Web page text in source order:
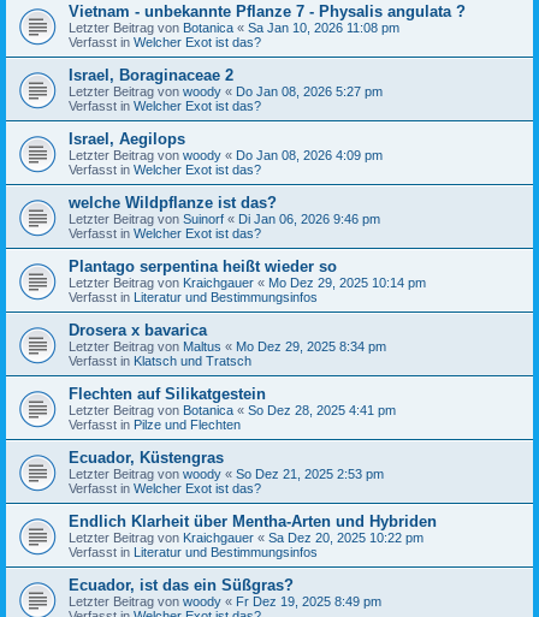
Vietnam - unbekannte Pflanze 7 - Physalis angulata ?
Letzter Beitrag von Botanica « Sa Jan 10, 2026 11:08 pm
Verfasst in Welcher Exot ist das?
Israel, Boraginaceae 2
Letzter Beitrag von woody « Do Jan 08, 2026 5:27 pm
Verfasst in Welcher Exot ist das?
Israel, Aegilops
Letzter Beitrag von woody « Do Jan 08, 2026 4:09 pm
Verfasst in Welcher Exot ist das?
welche Wildpflanze ist das?
Letzter Beitrag von Suinorf « Di Jan 06, 2026 9:46 pm
Verfasst in Welcher Exot ist das?
Plantago serpentina heißt wieder so
Letzter Beitrag von Kraichgauer « Mo Dez 29, 2025 10:14 pm
Verfasst in Literatur und Bestimmungsinfos
Drosera x bavarica
Letzter Beitrag von Maltus « Mo Dez 29, 2025 8:34 pm
Verfasst in Klatsch und Tratsch
Flechten auf Silikatgestein
Letzter Beitrag von Botanica « So Dez 28, 2025 4:41 pm
Verfasst in Pilze und Flechten
Ecuador, Küstengras
Letzter Beitrag von woody « So Dez 21, 2025 2:53 pm
Verfasst in Welcher Exot ist das?
Endlich Klarheit über Mentha-Arten und Hybriden
Letzter Beitrag von Kraichgauer « Sa Dez 20, 2025 10:22 pm
Verfasst in Literatur und Bestimmungsinfos
Ecuador, ist das ein Süßgras?
Letzter Beitrag von woody « Fr Dez 19, 2025 8:49 pm